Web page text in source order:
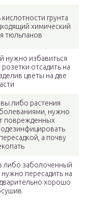
грунта
химический
тюльпанов
нужно избавиться
отсадить на
цветы на две
либо растения
нужно
поврежденных
а почву
либо заболоченный
пересадить на
хорошо